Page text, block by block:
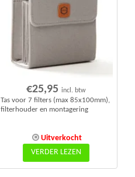
€25,95 incl. btw
Uitverkocht
Tas voor 7 filters (max 85x100mm),
filterhouder en montagering
VERDER LEZEN